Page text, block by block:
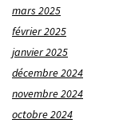
mars 2025
février 2025
janvier 2025
décembre 2024
novembre 2024
octobre 2024